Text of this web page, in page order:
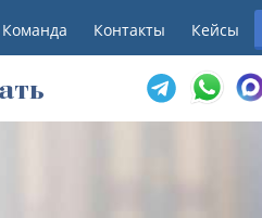
Команда Контакты Кейсы